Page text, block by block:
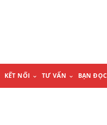
KẾT NỐI TƯ VẤN BẠN ĐỌC